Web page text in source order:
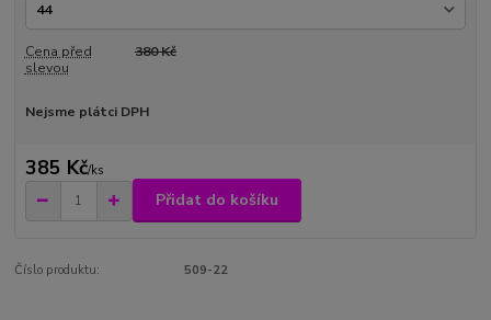
Cena před
slevou
380 Kč
Nejsme plátci DPH
385 Kč/ks
Přidat do košíku
Číslo produktu: 509-22